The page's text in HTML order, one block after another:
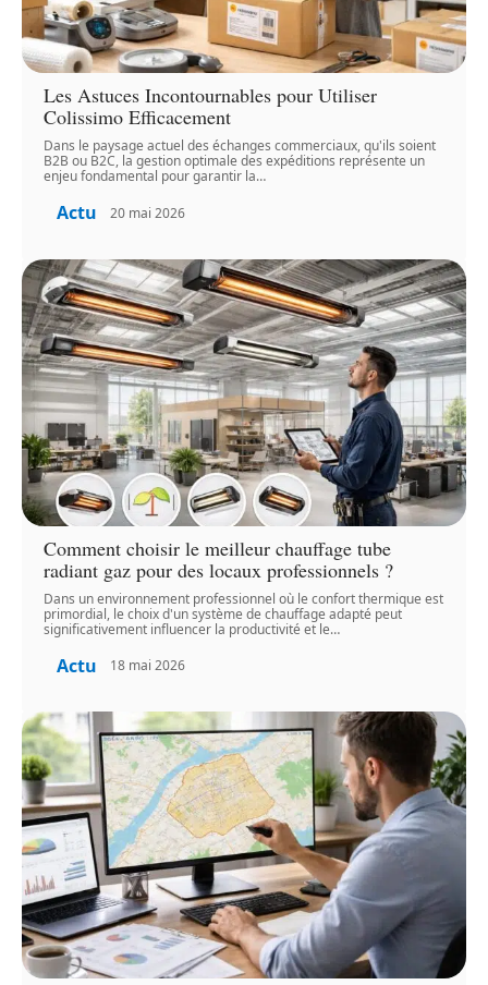
Les Astuces Incontournables pour Utiliser
Colissimo Efficacement
Dans le paysage actuel des échanges commerciaux, qu'ils soient
B2B ou B2C, la gestion optimale des expéditions représente un
enjeu fondamental pour garantir la…
Actu 20 mai 2026
Comment choisir le meilleur chauffage tube
radiant gaz pour des locaux professionnels ?
Dans un environnement professionnel où le confort thermique est
primordial, le choix d'un système de chauffage adapté peut
significativement influencer la productivité et le…
Actu 18 mai 2026